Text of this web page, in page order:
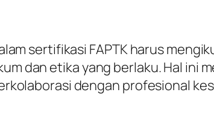
sertifikasi FAPTK harus
dan etika yang berlaku. Hal ini
dengan profesional